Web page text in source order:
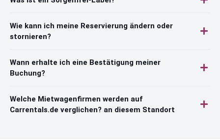
Wie kann ich meine Reservierung ändern oder
stornieren?
Wann erhalte ich eine Bestätigung meiner
Buchung?
Welche Mietwagenfirmen werden auf
Carrentals.de verglichen? an diesem Standort